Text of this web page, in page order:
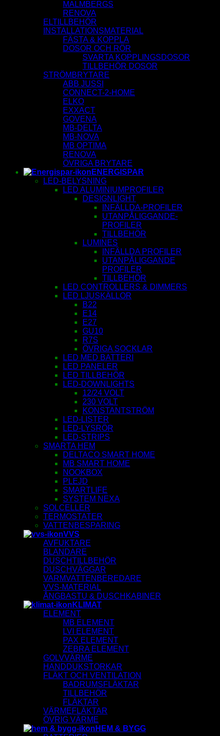
MALMBERGS
RENOVA
ELTILLBEHÖR
INSTALLATIONSMATERIAL
FÄSTA & KOPPLA
DOSOR OCH RÖR
SVARTA KOPPLINGSDOSOR
TILLBEHÖR DOSOR
STRÖMBRYTARE
ABB JUSSI
CONNECT-2-HOME
ELKO
EXXACT
GOVENA
MB-DELTA
MB-NOVA
MB OPTIMA
RENOVA
ÖVRIGA BRYTARE
ENERGISPAR
LED-BELYSNING
LED ALUMINIUMPROFILER
DESIGNLIGHT
INFÄLLDA-PROFILER
UTANPÅLIGGANDE-
PROFILER
TILLBEHÖR
LUMINES
INFÄLLDA PROFILER
UTANPÅLIGGANDE
PROFILER
TILLBEHÖR
LED CONTROLLERS & DIMMERS
LED LJUSKÄLLOR
B22
E14
E27
GU10
R7S
ÖVRIGA SOCKLAR
LED MED BATTERI
LED PANELER
LED TILLBEHÖR
LED-DOWNLIGHTS
12/24 VOLT
230 VOLT
KONSTANTSTRÖM
LED-LISTER
LED-LYSRÖR
LED-STRIPS
SMARTA HEM
DELTACO SMART HOME
MB SMART HOME
NOOKBOX
PLEJD
SMARTLIFE
SYSTEM NEXA
SOLCELLER
TERMOSTATER
VATTENBESPARING
VVS
AVFUKTARE
BLANDARE
DUSCHTILLBEHÖR
DUSCHVÄGGAR
VARMVATTENBEREDARE
VVS-MATERIAL
ÅNGBASTU & DUSCHKABINER
KLIMAT
ELEMENT
MB ELEMENT
LVI ELEMENT
PAX ELEMENT
ZEBRA ELEMENT
GOLVVÄRME
HANDDUKSTORKAR
FLÄKT OCH VENTILATION
BADRUMSFLÄKTAR
TILLBEHÖR
FLÄKTAR
VÄRMEFLÄKTAR
ÖVRIG VÄRME
HEM & BYGG